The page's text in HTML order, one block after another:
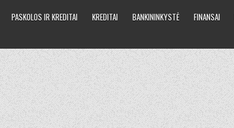
PASKOLOS IR KREDITAI KREDITAI BANKININKYSTĖ FINANSAI